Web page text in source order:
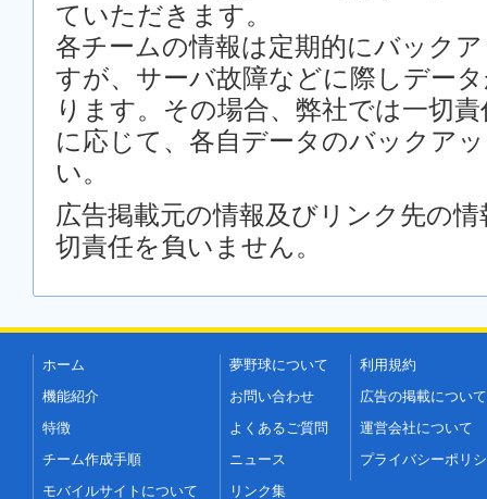
ていただきます。
各チームの情報は定期的にバック
すが、サーバ故障などに際しデー
ります。その場合、弊社では一切
に応じて、各自データのバックア
い。
広告掲載元の情報及びリンク先の
切責任を負いません。
ホーム
機能紹介
特徴
チーム作成手順
モバイルサイトについて
夢野球について
お問い合わせ
よくあるご質問
ニュース
リンク集
利用規約
広告の掲載について
運営会社について
プライバシーポリ